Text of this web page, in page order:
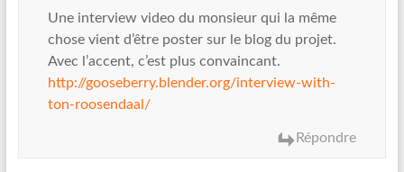
Une interview video du monsieur qui la même
chose vient d’être poster sur le blog du projet.
Avec l’accent, c’est plus convaincant.
http://gooseberry.blender.org/interview-with-
ton-roosendaal/
Répondre